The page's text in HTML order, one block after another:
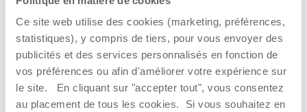
Ce site web utilise des cookies (marketing, préférences,
statistiques), y compris de tiers, pour vous envoyer des
publicités et des services personnalisés en fonction de
vos préférences ou afin d'améliorer votre expérience sur
le site. En cliquant sur "accepter tout", vous consentez
au placement de tous les cookies. Si vous souhaitez en
L'engagement de Chicco en faveur des matériaux recyclés
Parmi les différentes propositions : matériaux recyclés et
vêtements d'extérieur en polyester recyclé
Fibres synthétiques issues du recyclage avant ou après
consommation, d'une grande solidité et d'une grande
polyvalence